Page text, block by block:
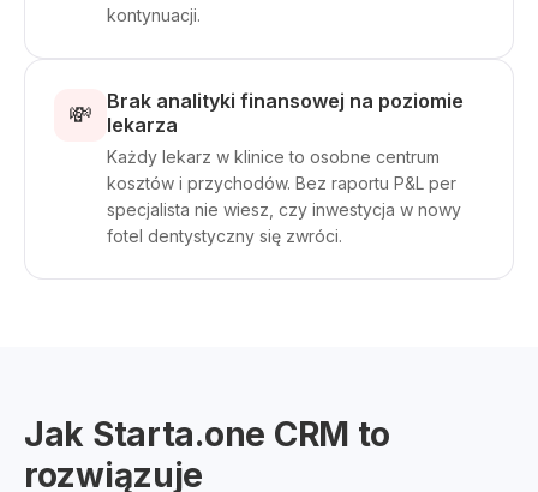
kontynuacji.
💸
Brak analityki finansowej na poziomie
lekarza
Każdy lekarz w klinice to osobne centrum
kosztów i przychodów. Bez raportu P&L per
specjalista nie wiesz, czy inwestycja w nowy
fotel dentystyczny się zwróci.
Jak Starta.one CRM to
rozwiązuje